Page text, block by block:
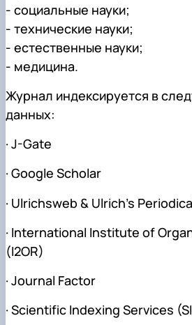
- социальные науки;
- технические науки;
- естественные науки;
- медицина.
Журнал индексируется в
данных:
· J-Gate
· Google Scholar
· Ulrichsweb & Ulrich’s
· International Institute of
(I2OR)
· Journal Factor
· Scientific Indexing Services